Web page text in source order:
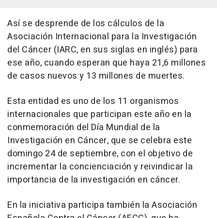
Así se desprende de los cálculos de la
Asociación Internacional para la Investigación
del Cáncer (IARC, en sus siglas en inglés) para
ese año, cuando esperan que haya 21,6 millones
de casos nuevos y 13 millones de muertes.
Esta entidad es uno de los 11 organismos
internacionales que participan este año en la
conmemoración del Día Mundial de la
Investigación en Cáncer, que se celebra este
domingo 24 de septiembre, con el objetivo de
incrementar la concienciación y reivindicar la
importancia de la investigación en cáncer.
En la iniciativa participa también la Asociación